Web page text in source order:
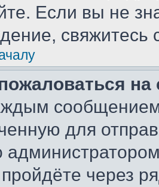
Если вы не
сообщением
для
через